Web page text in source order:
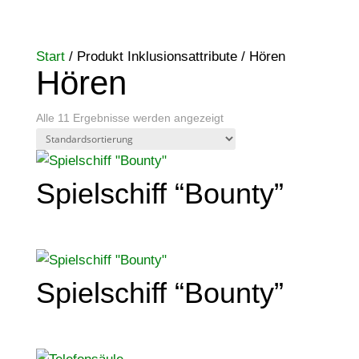
Start/ Produkt Inklusionsattribute / Hören
Hören
Alle 11 Ergebnisse werden angezeigt
Spielschiff “Bounty”
Spielschiff “Bounty”